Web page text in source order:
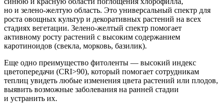
но и зелено-желтую область. Это универсальный спектр для
роста овощных культур и декоративных растений на всех
стадиях вегетации. Зелено-желтый спектр помогает
активному росту растений с высоким содержанием
каротиноидов (свекла, морковь, базилик).
Еще одно преимущество фитоленты — высокий индекс
цветопередачи (CRI>90), который помогает сотрудникам
теплиц увидеть любые изменения цвета растений или плодов,
выявить возможные заболевания на ранней стадии
и устранить их.